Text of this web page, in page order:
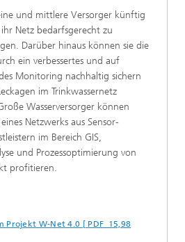
und mittlere Versorger künftig
Netz bedarfsgerecht zu
Darüber hinaus können sie die
ein verbessertes und auf
Monitoring nachhaltig sichern
im Trinkwassernetz
Wasserversorger können
Netzwerks aus Sensor-
im Bereich GIS,
und Prozessoptimierung von
profitieren.
Projekt W-Net 4.0 [ PDF 15,98